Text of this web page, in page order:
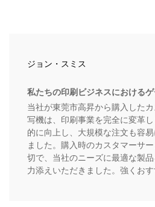
ジョン・スミス
私たちの印刷ビジネスにおける
当社が東莞市高昇から購入した
写機は、印刷事業を完全に変革
的に向上し、大規模な注文も容
ました。購入時のカスタマーサ
切で、当社のニーズに最適な製
力添えいただきました。強くおす